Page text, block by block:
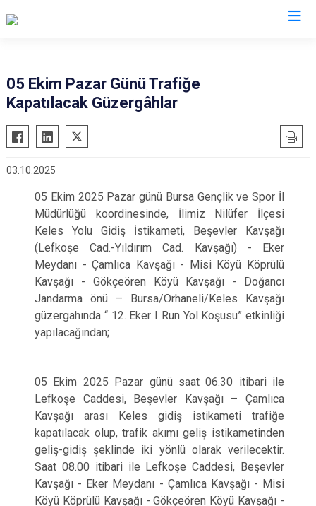
05 Ekim Pazar Günü Trafiğe
Kapatılacak Güzergâhlar
03.10.2025
05 Ekim 2025 Pazar günü Bursa Gençlik ve Spor İl
Müdürlüğü koordinesinde, İlimiz Nilüfer İlçesi
Keles Yolu Gidiş İstikameti, Beşevler Kavşağı
(Lefkoşe Cad.-Yıldırım Cad. Kavşağı) - Eker
Meydanı - Çamlıca Kavşağı - Misi Köyü Köprülü
Kavşağı - Gökçeören Köyü Kavşağı - Doğancı
Jandarma önü – Bursa/Orhaneli/Keles Kavşağı
güzergahında “ 12. Eker I Run Yol Koşusu” etkinliği
yapılacağından;
05 Ekim 2025 Pazar günü saat 06.30 itibari ile
Lefkoşe Caddesi, Beşevler Kavşağı – Çamlıca
Kavşağı arası Keles gidiş istikameti trafiğe
kapatılacak olup, trafik akımı geliş istikametinden
geliş-gidiş şeklinde iki yönlü olarak verilecektir.
Saat 08.00 itibari ile Lefkoşe Caddesi, Beşevler
Kavşağı - Eker Meydanı - Çamlıca Kavşağı - Misi
Köyü Köprülü Kavşağı - Gökçeören Köyü Kavşağı -